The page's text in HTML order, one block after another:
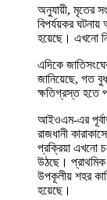
অনুযায়ী, মৃতের
বিপর্যয়কর
হয়েছে। এখনো
এদিকে
জানিয়েছে, গত
ক্ষতিগ্রস্ত হতে
আইওএম-এর
রাজধানী
প্রক্রিয়া এখনো
উঠছে। প্রাথমিক
উপকূলীয় শহর
হয়েছে।